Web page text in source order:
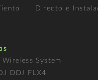
Directo e
System
DDJ FLX4